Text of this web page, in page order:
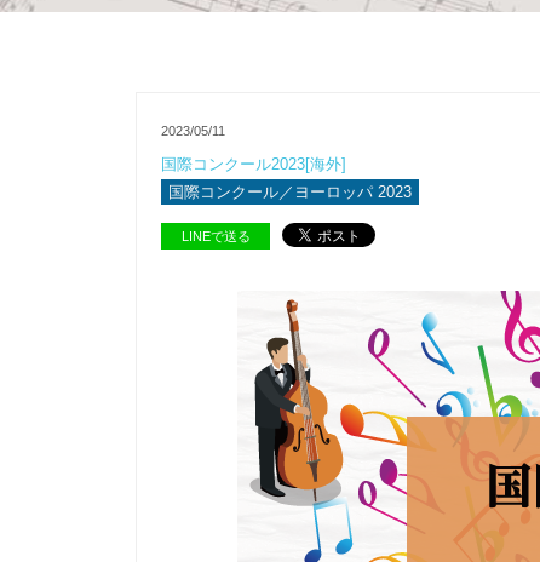
2023/05/11
国際コンクール2023[海外]
国際コンクール／ヨーロッパ 2023
LINEで送る